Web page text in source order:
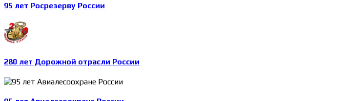
95 лет Росрезерву России
280 лет Дорожной отрасли России